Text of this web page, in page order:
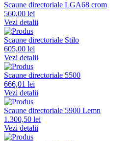
Scaune directoriale LGA68 crom
560,00 lei
Vezi detalii
Scaune directoriale Stilo
605,00 lei
Vezi detalii
Scaune directoriale 5500
666,01 lei
Vezi detalii
Scaune directoriale 5900 Lemn
1.300,50 lei
Vezi detalii